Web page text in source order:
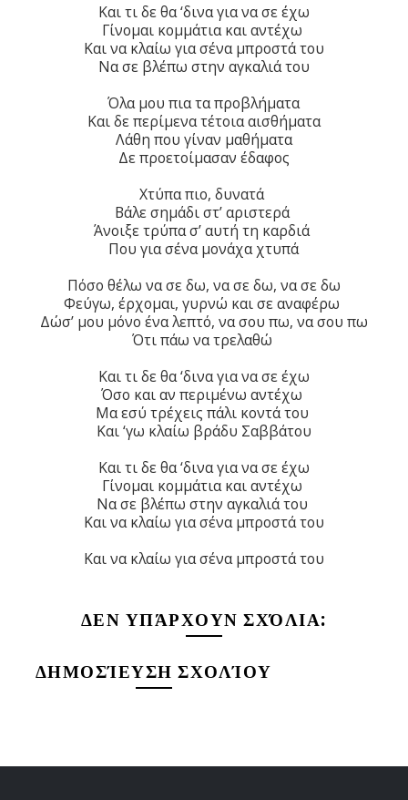
Και τι δε θα ‘δινα για να σε έχω
Γίνομαι κομμάτια και αντέχω
Και να κλαίω για σένα μπροστά του
Να σε βλέπω στην αγκαλιά του
Όλα μου πια τα προβλήματα
Και δε περίμενα τέτοια αισθήματα
Λάθη που γίναν μαθήματα
Δε προετοίμασαν έδαφος
Χτύπα πιο, δυνατά
Βάλε σημάδι στ’ αριστερά
Άνοιξε τρύπα σ’ αυτή τη καρδιά
Που για σένα μονάχα χτυπά
Πόσο θέλω να σε δω, να σε δω, να σε δω
Φεύγω, έρχομαι, γυρνώ και σε αναφέρω
Δώσ’ μου μόνο ένα λεπτό, να σου πω, να σου πω
Ότι πάω να τρελαθώ
Και τι δε θα ‘δινα για να σε έχω
Όσο και αν περιμένω αντέχω
Μα εσύ τρέχεις πάλι κοντά του
Και ‘γω κλαίω βράδυ Σαββάτου
Και τι δε θα ‘δινα για να σε έχω
Γίνομαι κομμάτια και αντέχω
Να σε βλέπω στην αγκαλιά του
Και να κλαίω για σένα μπροστά του
Και να κλαίω για σένα μπροστά του
ΔΕΝ ΥΠΆΡΧΟΥΝ ΣΧΌΛΙΑ:
ΔΗΜΟΣΊΕΥΣΗ ΣΧΟΛΊΟΥ